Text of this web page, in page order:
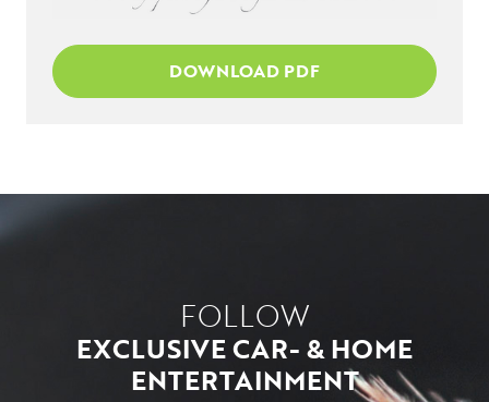
DOWNLOAD PDF
FOLLOW
EXCLUSIVE CAR- & HOME
ENTERTAINMENT